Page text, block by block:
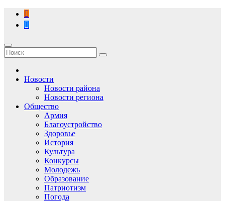
Перейти
содержимому
Новости
Новости района
Новости региона
Общество
Армия
Благоустройство
Здоровье
История
Культура
Конкурсы
Молодежь
Образование
Патриотизм
Погода